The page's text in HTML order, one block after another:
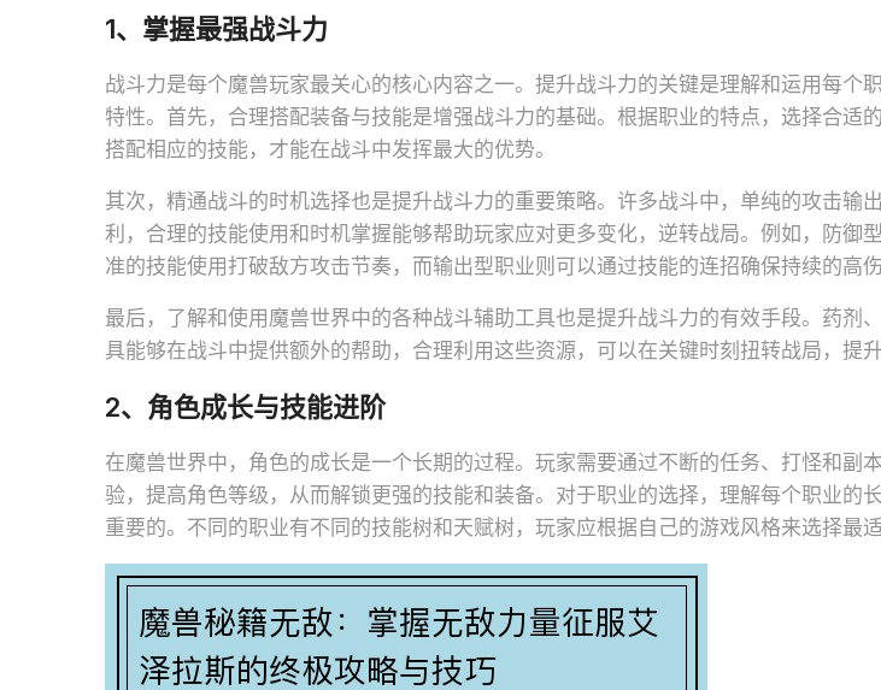
1、掌握最强战斗力
战斗力是每个魔兽玩家最关心的核心内容之一。提升战斗力的关键是理解和运用每个
特性。首先，合理搭配装备与技能是增强战斗力的基础。根据职业的特点，选择合适
搭配相应的技能，才能在战斗中发挥最大的优势。
其次，精通战斗的时机选择也是提升战斗力的重要策略。许多战斗中，单纯的攻击输
利，合理的技能使用和时机掌握能够帮助玩家应对更多变化，逆转战局。例如，防御
准的技能使用打破敌方攻击节奏，而输出型职业则可以通过技能的连招确保持续的高伤
最后，了解和使用魔兽世界中的各种战斗辅助工具也是提升战斗力的有效手段。药剂
具能够在战斗中提供额外的帮助，合理利用这些资源，可以在关键时刻扭转战局，提升
2、角色成长与技能进阶
在魔兽世界中，角色的成长是一个长期的过程。玩家需要通过不断的任务、打怪和副
验，提高角色等级，从而解锁更强的技能和装备。对于职业的选择，理解每个职业的
重要的。不同的职业有不同的技能树和天赋树，玩家应根据自己的游戏风格来选择最适